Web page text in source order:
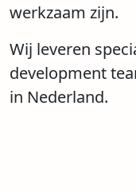
werkzaam zijn.
Wij leveren
development
in Nederland.